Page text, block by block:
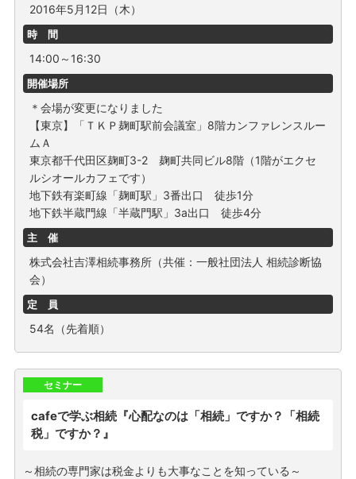
2016年5月12日（木）
時 間
14:00～16:30
開催場所
＊会場が変更になりました
【東京】「ＴＫＰ麹町駅前会議室」8階カンファレンスルー
ムＡ
東京都千代田区麹町3-2 麹町共同ビル8階（1階がエクセ
ルシオールカフェです）
地下鉄有楽町線「麹町駅」3番出口 徒歩1分
地下鉄半蔵門線「半蔵門駅」3a出口 徒歩4分
主 催
株式会社吉澤相続事務所（共催：一般社団法人 相続診断協
会）
定 員
54名（先着順）
セミナー
cafeで学ぶ相続『心配なのは「相続」ですか？「相続
税」ですか？』
～相続の専門家は税金よりも大事なことを知っている～